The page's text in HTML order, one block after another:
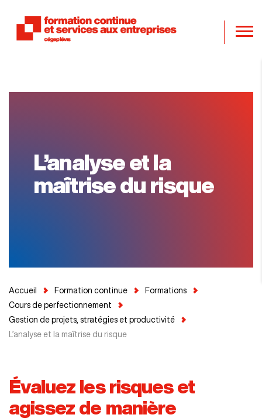
L’analyse et la
maîtrise du risque
Accueil Formation continue
Formations
Cours de perfectionnement
Gestion de projets, stratégies et productivité
L’analyse et la maîtrise du risque
Évaluez les risques et
agissez de manière